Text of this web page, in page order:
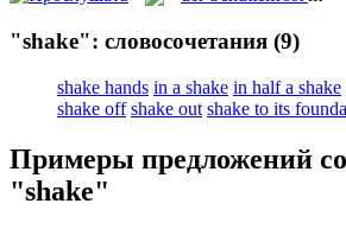
"shake": словосочетания (9)
shake hands in a shake in half a shake
shake off shake out shake to its
Примеры предложений
"shake"